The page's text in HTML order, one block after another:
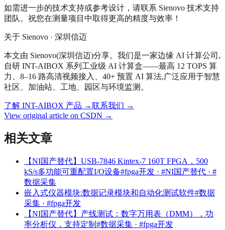
如需进一步的技术支持或参考设计，请联系 Sienovo 技术支持
团队。祝您在测量项目中取得更高的精度与效率！
关于 Sienovo · 深圳信迈
本文由 Sienovo(深圳信迈)分享。我们是一家边缘 AI 计算公司,
自研 INT-AIBOX 系列工业级 AI 计算盒——最高 12 TOPS 算
力、8–16 路高清视频接入、40+ 预置 AI 算法,广泛应用于智慧
社区、加油站、工地、园区与环境监测。
了解 INT-AIBOX 产品 →联系我们 →
View original article on CSDN →
相关文章
【NI国产替代】USB‑7846 Kintex-7 160T FPGA，500
kS/s多功能可重配置I/O设备#fpga开发 · #NI国产替代 · #
数据采集
嵌入式仪器模块:数据记录模块和自动化测试软件#数据
采集 · #fpga开发
【NI国产替代】产线测试：数字万用表（DMM），功
率分析仪，支持定制 #数据采集 · #fpga开发